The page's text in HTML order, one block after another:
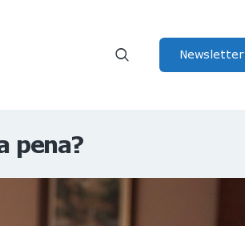
Newsletter
pena?